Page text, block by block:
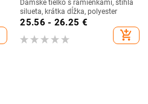
Dámske tielko s ramienkami, štíhla
silueta, krátka dĺžka, polyester
25.56 - 26.25 €
add_shopping_cart